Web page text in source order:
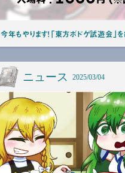
今年もやります！「東方ボドゲ試遊会
ニュース 2025/03/04